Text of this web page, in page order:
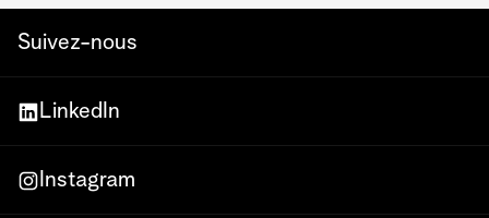
Suivez-nous
LinkedIn
Instagram